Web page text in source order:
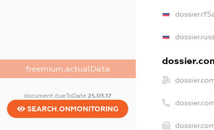
freemium.actualData
document.dueToDate25.03.17
SEARCH.ONMONITORING